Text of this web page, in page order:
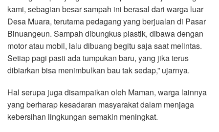
kami, sebagian besar sampah ini berasal dari warga luar
Desa Muara, terutama pedagang yang berjualan di Pasar
Binuangeun. Sampah dibungkus plastik, dibawa dengan
motor atau mobil, lalu dibuang begitu saja saat melintas.
Setiap pagi pasti ada tumpukan baru, yang jika terus
dibiarkan bisa menimbulkan bau tak sedap,” ujarnya.
Hal serupa juga disampaikan oleh Maman, warga lainnya
yang berharap kesadaran masyarakat dalam menjaga
kebersihan lingkungan semakin meningkat.